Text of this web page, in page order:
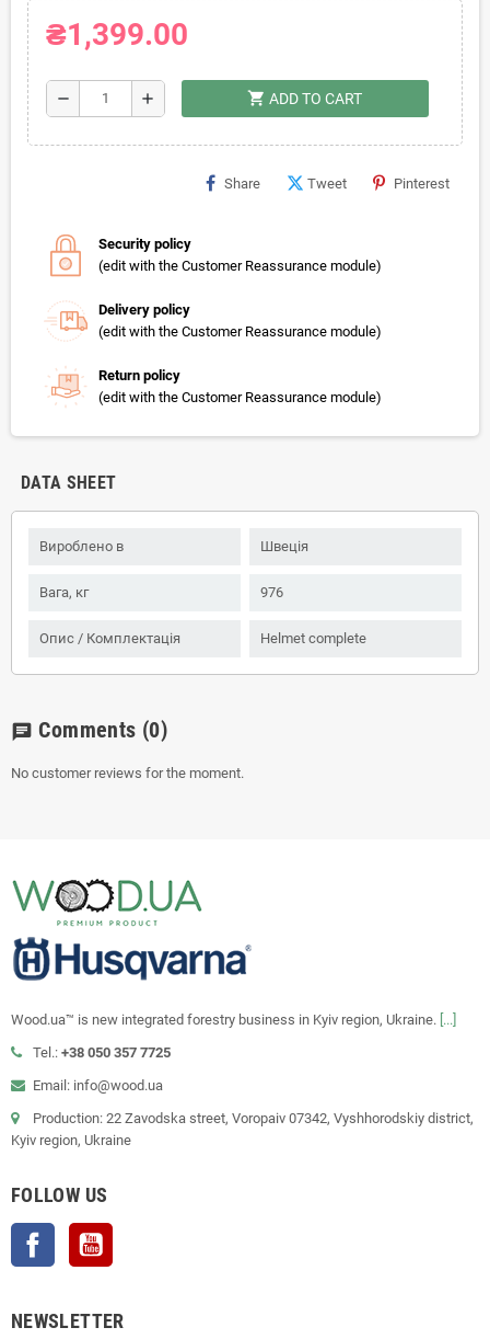
₴1,399.00
remove add shopping_cart ADD TO CART
Share Tweet Pinterest
Security policy
(edit with the Customer Reassurance module)
Delivery policy
(edit with the Customer Reassurance module)
Return policy
(edit with the Customer Reassurance module)
DATA SHEET
Вироблено в Швеція
Вага, кг 976
Опис / Комплектація Helmet complete
chat Comments (0)
No customer reviews for the moment.
Wood.ua™ is new integrated forestry business in Kyiv region, Ukraine. [...]
Tel.: +38 050 357 7725
Email: info@wood.ua
Production: 22 Zavodska street, Voropaiv 07342, Vyshhorodskiy district,
Kyiv region, Ukraine
FOLLOW US
Facebook
NEWSLETTER